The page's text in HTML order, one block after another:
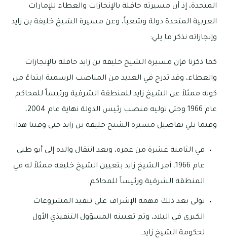
المتحدة، إذ أن مسيرته حافلة بالإنجازات والعطاء للإمارات
العربية المتحدة دولة وشعباً، وعن مسيرة الشيخ خليفة بن زايد
وإنجازاته نذكر ما يلي:
كما ذكرنا فإن مسيرة الشيخ خليفة بن زايد حافلة بالإنجازات
والعطاء، وقد تدرج في العديد من المناصب الرسمية ابتداءً من
كونه ممثلاً عن الشيخ زايد للمنطقة الشرقية ورئيساً للمحاكم
عام 1966 وحتى توليه منصب رئيس الدولة نهاية عام 2004،
وفيما يلي تفاصيل مسيرة الشيخ خليفة بن زايد حتى وقتنا هذا:
في الثامنة عشرة من عمره، وبعد انتقال والده إلى أبو ظبي
عام 1966، أمر الشيخ زايد بتعيين الشيخ خليفة ممثلاً له في
المنطقة الشرقية ورئيساً للمحاكم.
تولى بعد ذلك مهمة الإشراف على تنفيذ المشروعات
الكبرى في البلاد، وتم تعيينه المسؤول التنفيذي الأول
لحكومة الشيخ زايد.